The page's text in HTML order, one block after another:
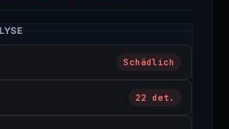
Schädlich
22 det.